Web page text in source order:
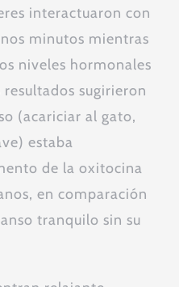
interactuaron con
minutos mientras
niveles hormonales
sugirieron
(acariciar al gato,
estaba
de la oxitocina
en comparación
tranquilo sin su